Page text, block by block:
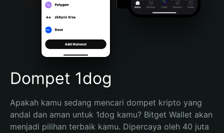
Português (Brasil)
Español (Argentina)
Dompet 1dog
Apakah kamu sedang mencari dompet kripto yang
andal dan aman untuk 1dog kamu? Bitget Wallet akan
menjadi pilihan terbaik kamu. Dipercaya oleh 40 juta